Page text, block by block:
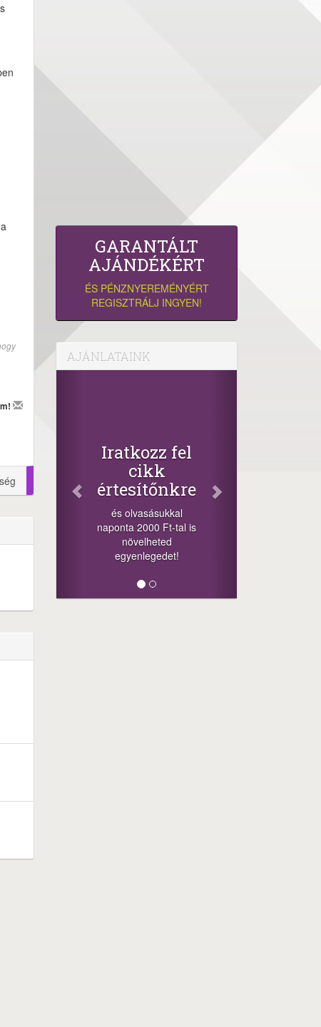
GARANTÁLT
AJÁNDÉKÉRT
ÉS PÉNZNYEREMÉNYÉRT
REGISZTRÁLJ INGYEN!
AJÁNLATAINK
Iratkozz fel
cikk
értesítőnkre
és olvasásukkal
naponta 2000 Ft-tal is
növelheted
egyenlegedet!